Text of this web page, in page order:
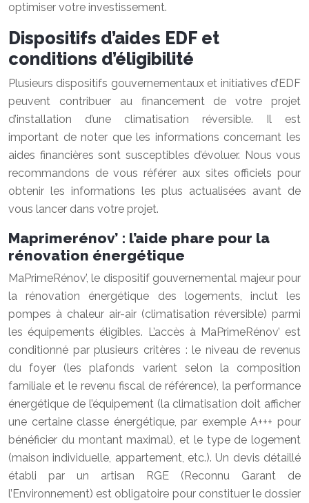
optimiser votre investissement.
Dispositifs d’aides EDF et
conditions d’éligibilité
Plusieurs dispositifs gouvernementaux et initiatives d’EDF
peuvent contribuer au financement de votre projet
d’installation d’une climatisation réversible. Il est
important de noter que les informations concernant les
aides financières sont susceptibles d’évoluer. Nous vous
recommandons de vous référer aux sites officiels pour
obtenir les informations les plus actualisées avant de
vous lancer dans votre projet.
Maprimerénov’ : l’aide phare pour la
rénovation énergétique
MaPrimeRénov’, le dispositif gouvernemental majeur pour
la rénovation énergétique des logements, inclut les
pompes à chaleur air-air (climatisation réversible) parmi
les équipements éligibles. L’accès à MaPrimeRénov’ est
conditionné par plusieurs critères : le niveau de revenus
du foyer (les plafonds varient selon la composition
familiale et le revenu fiscal de référence), la performance
énergétique de l’équipement (la climatisation doit afficher
une certaine classe énergétique, par exemple A+++ pour
bénéficier du montant maximal), et le type de logement
(maison individuelle, appartement, etc.). Un devis détaillé
établi par un artisan RGE (Reconnu Garant de
l’Environnement) est obligatoire pour constituer le dossier